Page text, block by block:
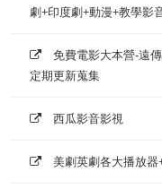
劇+印度劇+動漫+教學影
免費電影大本營-遠
定期更新蒐集
西瓜影音影視
美劇英劇各大播放